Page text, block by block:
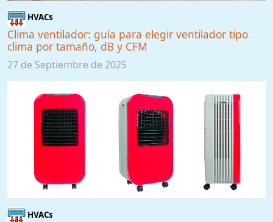
HVACs
Clima ventilador: guía para elegir ventilador tipo
clima por tamaño, dB y CFM
27 de Septiembre de 2025
HVACs